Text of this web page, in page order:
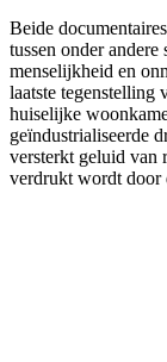
Beide
tussen onder
menselijkheid en
laatste tegenstelling
huiselijke
geïndustrialiseerde
versterkt geluid van
verdrukt wordt door